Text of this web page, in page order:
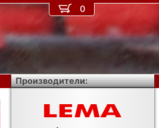
0
Производители: